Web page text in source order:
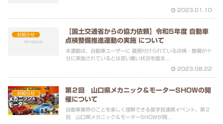
2023.01.10
お知らせ
【国土交通省からの協力依頼】令和5年度 自動車
点検整備推進運動の実施 について
本運動は、自動車ユーザーに 義務付けられている点検・整備が十
分に実施されているとは言い難い状況を踏ま...
2023.08.22
お知らせ
第２回 山口県メカニック＆モーターSHOWの開
催について
自動車業界のことを楽しく理解できる産学官連携イベント、第２
回 山口県メカニック＆モーターSHOWが開...